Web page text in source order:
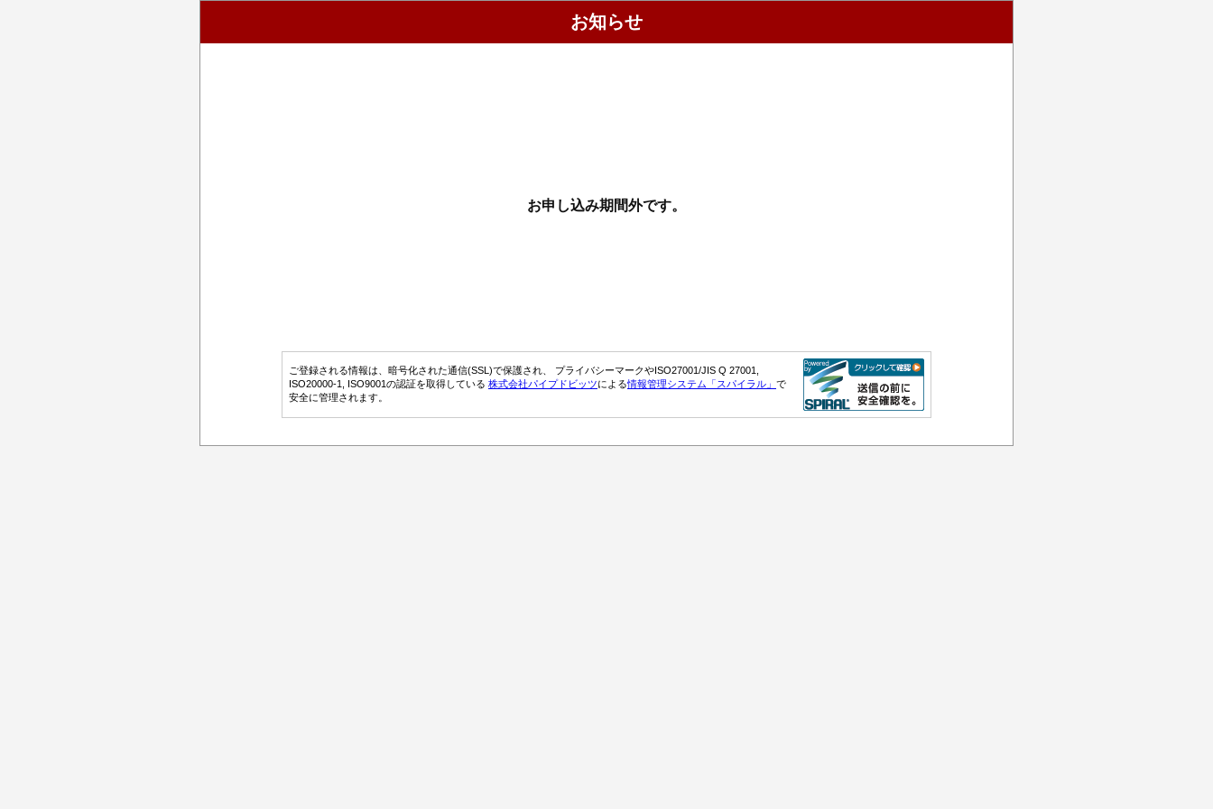
お知らせ
お申し込み期間外です。
ご登録される情報は、暗号化された通信(SSL)で保護され、 プライバシーマークやISO27001/JIS Q 27001,
ISO20000-1, ISO9001の認証を取得している 株式会社パイプドビッツによる情報管理システム「スパイラル」 で
安全に管理されます。